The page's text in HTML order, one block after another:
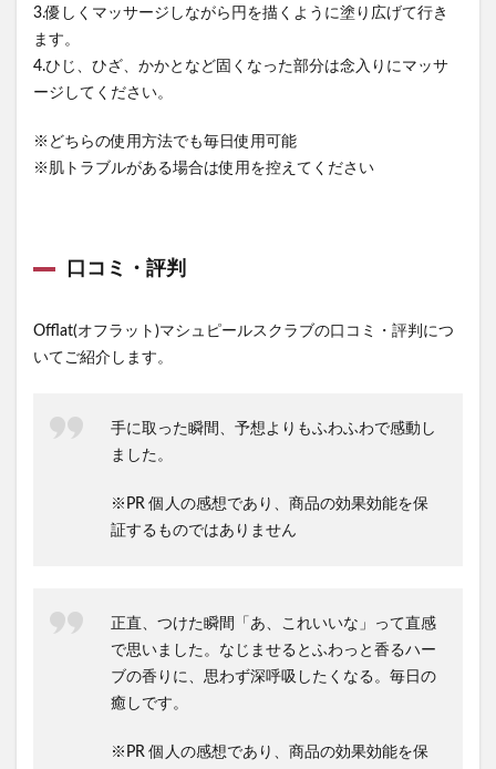
3.優しくマッサージしながら円を描くように塗り広げて⾏き
ます。
4.ひじ、ひざ、かかとなど固くなった部分は念⼊りにマッサ
ージしてください。
※どちらの使⽤⽅法でも毎⽇使⽤可能
※肌トラブルがある場合は使⽤を控えてください
口コミ・評判
Offlat(オフラット)マシュピールスクラブの口コミ・評判につ
いてご紹介します。
手に取った瞬間、予想よりもふわふわで感動し
ました。
※PR 個人の感想であり、商品の効果効能を保
証するものではありません
正直、つけた瞬間「あ、これいいな」って直感
で思いました。なじませるとふわっと香るハー
ブの香りに、思わず深呼吸したくなる。毎日の
癒しです。
※PR 個人の感想であり、商品の効果効能を保